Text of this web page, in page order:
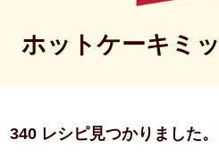
ホットケーキミ
340 レシピ見つかりました